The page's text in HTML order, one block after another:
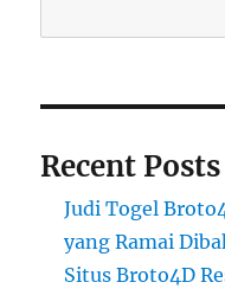
Recent Posts
Judi Togel
yang Ramai
Situs Broto4D